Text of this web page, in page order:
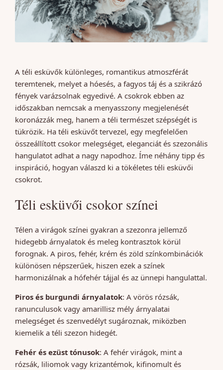
A téli esküvők különleges, romantikus atmoszférát
teremtenek, melyet a hóesés, a fagyos táj és a szikrázó
fények varázsolnak egyedivé. A csokrok ebben az
időszakban nemcsak a menyasszony megjelenését
koronázzák meg, hanem a téli természet szépségét is
tükrözik. Ha téli esküvőt tervezel, egy megfelelően
összeállított csokor melegséget, eleganciát és szezonális
hangulatot adhat a nagy napodhoz. Íme néhány tipp és
inspiráció, hogyan válaszd ki a tökéletes téli esküvői
csokrot.
Téli esküvői csokor színei
Télen a virágok színei gyakran a szezonra jellemző
hidegebb árnyalatok és meleg kontrasztok körül
forognak. A piros, fehér, krém és zöld színkombinációk
különösen népszerűek, hiszen ezek a színek
harmonizálnak a hófehér tájjal és az ünnepi hangulattal.
Piros és burgundi árnyalatok: A vörös rózsák,
ranunculusok vagy amarillisz mély árnyalatai
melegséget és szenvedélyt sugároznak, miközben
kiemelik a téli szezon hidegét.
Fehér és ezüst tónusok: A fehér virágok, mint a
rózsák, liliomok vagy krizantémok, kifinomult és